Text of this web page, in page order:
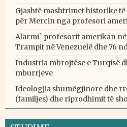
Gjashtë mashtrimet historike
për Mercin nga profesori
Alarmi` profesorit amerikan në
Trampit në Venezuelë dhe 76
Industria mbrojtëse e Turqisë
mburrjeve
Ideologjia shumëgjinore dhe
(familjes) dhe riprodhimit të